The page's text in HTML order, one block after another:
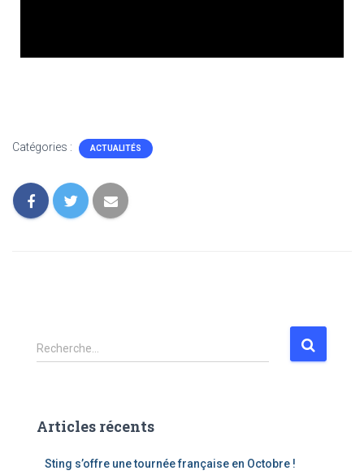
Catégories : ACTUALITÉS
Recherche…
Articles récents
Sting s’offre une tournée française en Octobre !